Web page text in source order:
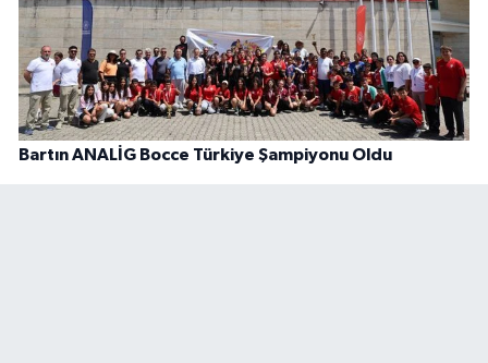
Bartın ANALİG Bocce Türkiye Şampiyonu Oldu